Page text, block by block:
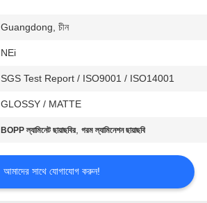
Guangdong, চীন
NEi
SGS Test Report / ISO9001 / ISO14001
GLOSSY / MATTE
BOPP ল্যামিনেট ছায়াছবির,গরম ল্যামিনেশন ছায়াছবি
আমাদের সাথে যোগাযোগ করুন!